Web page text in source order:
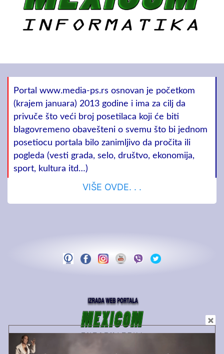
Portal www.media-ps.rs osnovan je početkom
(krajem januara) 2013 godine i ima za cilj da
privuče što veći broj posetilaca koji će biti
blagovremeno obavešteni o svemu što bi jednom
posetiocu portala bilo zanimljivo da pročita ili
pogleda (vesti grada, selo, društvo, ekonomija,
sport, kultura itd…)
VIŠE OVDE. . .